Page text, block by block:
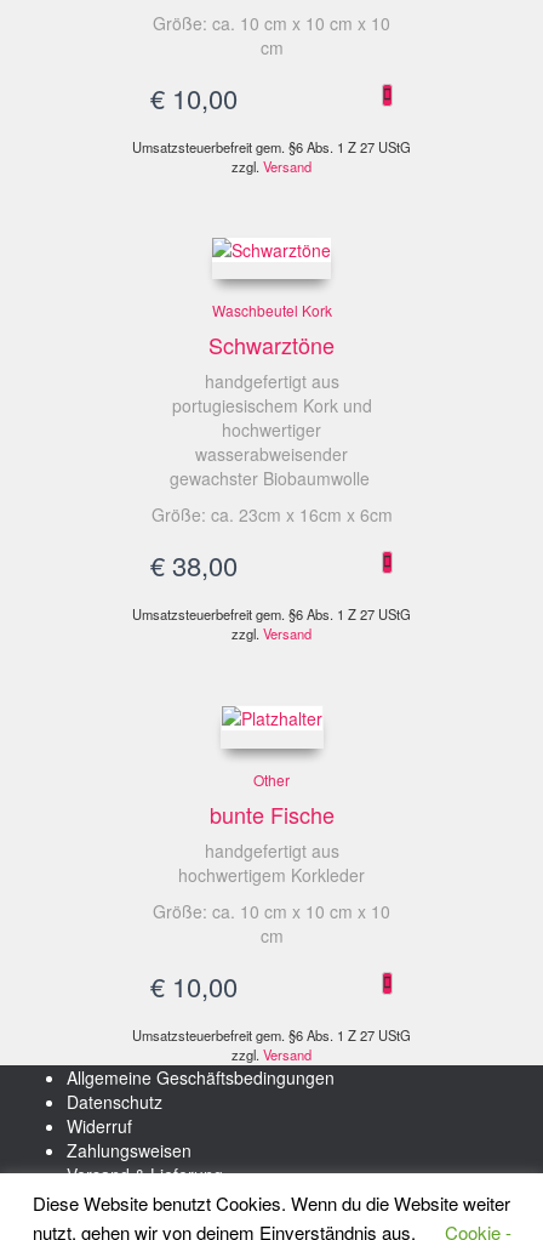
Größe: ca. 10 cm x 10 cm x 10
cm
€ 10,00
Umsatzsteuerbefreit gem. §6 Abs. 1 Z 27 UStG
zzgl. Versand
Waschbeutel Kork
Schwarztöne
handgefertigt aus
portugiesischem Kork und
hochwertiger
wasserabweisender
gewachster Biobaumwolle
Größe: ca. 23cm x 16cm x 6cm
€38,00
Umsatzsteuerbefreit gem. §6 Abs. 1 Z 27 UStG
zzgl. Versand
Other
bunte Fische
handgefertigt aus
hochwertigem Korkleder
Größe: ca. 10 cm x 10 cm x 10
cm
€ 10,00
Umsatzsteuerbefreit gem. §6 Abs. 1 Z 27 UStG
zzgl. Versand
Allgemeine Geschäftsbedingungen
Datenschutz
Widerruf
Zahlungsweisen
Versand & Lieferung
Impressum
Hestia | Entwickelt von ThemeIsle
Diese Website benutzt Cookies. Wenn du die Website weiter
nutzt, gehen wir von deinem Einverständnis aus.
Cookie -